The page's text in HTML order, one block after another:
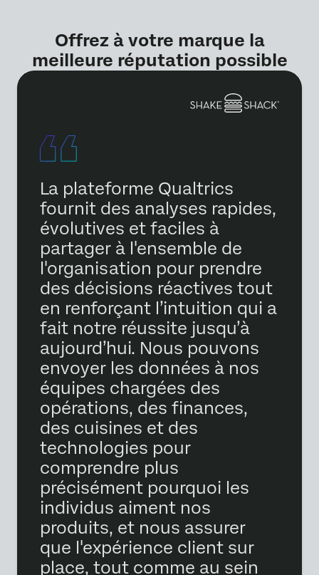
Offrez à votre marque la
meilleure réputation possible
La plateforme Qualtrics
fournit des analyses rapides,
évolutives et faciles à
partager à l'ensemble de
l'organisation pour prendre
des décisions réactives tout
en renforçant l’intuition qui a
fait notre réussite jusqu’à
aujourd’hui. Nous pouvons
envoyer les données à nos
équipes chargées des
opérations, des finances,
des cuisines et des
technologies pour
comprendre plus
précisément pourquoi les
individus aiment nos
produits, et nous assurer
que l'expérience client sur
place, tout comme au sein